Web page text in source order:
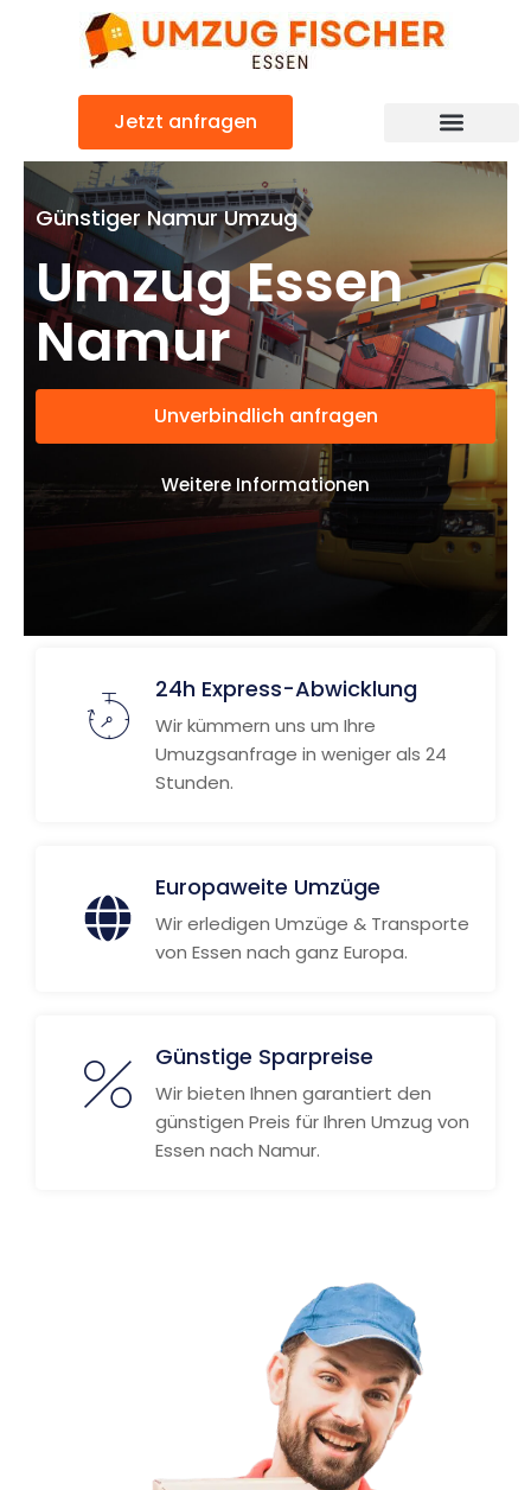
Jetzt anfragen
Günstiger Namur Umzug
Umzug Essen
Namur
Unverbindlich anfragen
Weitere Informationen
24h Express-Abwicklung
Wir kümmern uns um Ihre
Umuzgsanfrage in weniger als 24
Stunden.
Europaweite Umzüge
Wir erledigen Umzüge & Transporte
von Essen nach ganz Europa.
Günstige Sparpreise
Wir bieten Ihnen garantiert den
günstigen Preis für Ihren Umzug von
Essen nach Namur.